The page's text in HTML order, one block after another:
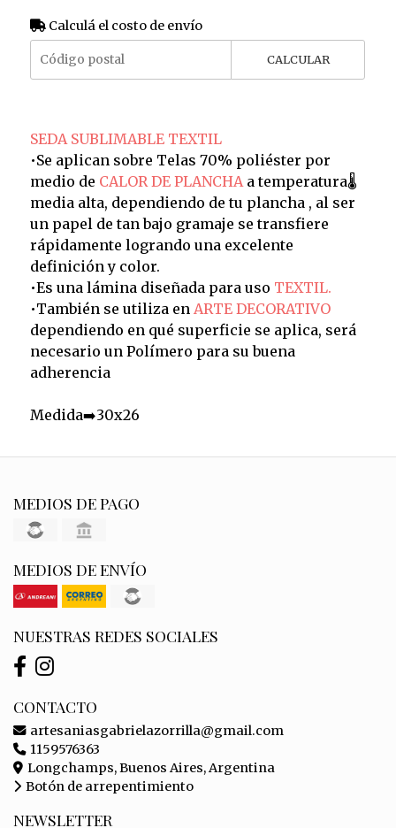
Calculá el costo de envío
CALCULAR
SEDA SUBLIMABLE TEXTIL
•Se aplican sobre Telas 70% poliéster por
medio de CALOR DE PLANCHA a temperatura🌡️
media alta, dependiendo de tu plancha , al ser
un papel de tan bajo gramaje se transfiere
rápidamente logrando una excelente
definición y color.
•Es una lámina diseñada para uso TEXTIL.
•También se utiliza en ARTE DECORATIVO
dependiendo en qué superficie se aplica, será
necesario un Polímero para su buena
adherencia
Medida➡️30x26
MEDIOS DE PAGO
MEDIOS DE ENVÍO
NUESTRAS REDES SOCIALES
CONTACTO
artesaniasgabrielazorrilla@gmail.com
1159576363
Longchamps, Buenos Aires, Argentina
Botón de arrepentimiento
NEWSLETTER